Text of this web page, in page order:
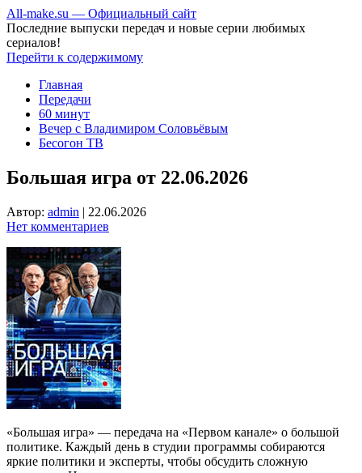
All-make.su — Официальный сайт
Последние выпуски передач и новые серии любимых
сериалов!
Перейти к содержимому
Главная
Передачи
60 минут
Вечер с Владимиром Соловьёвым
Бесогон ТВ
Большая игра от 22.06.2026
Автор: admin | 22.06.2026
Нет комментариев
«Большая игра» — передача на «Первом канале» о большой
политике. Каждый день в студии программы собираются
яркие политики и эксперты, чтобы обсудить сложную